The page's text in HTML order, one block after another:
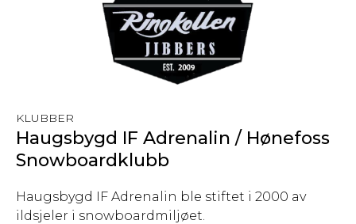
KLUBBER
Haugsbygd IF Adrenalin / Hønefoss
Snowboardklubb
Haugsbygd IF Adrenalin ble stiftet i 2000 av
ildsjeler i snowboardmiljøet.